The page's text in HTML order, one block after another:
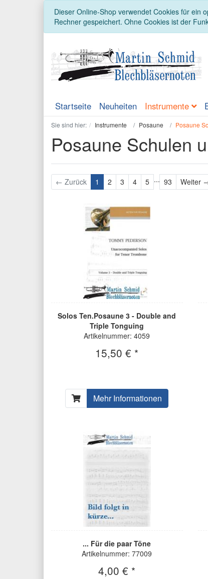
Dieser Online-Shop verwendet Cookies für ein
Rechner gespeichert. Ohne Cookies ist der
Startseite Neuheiten Instrumente
Sie sind hier: Instrumente Posaune Posaune
Posaune Schulen
← Zurück 1 2 3 4 5 ... 93 Weiter
Solos Ten.Posaune 3 - Double and
Triple Tonguing
Artikelnummer: 4059
15,50 € *
Mehr Informationen
... Für die paar Töne
Artikelnummer: 77009
4,00 € *